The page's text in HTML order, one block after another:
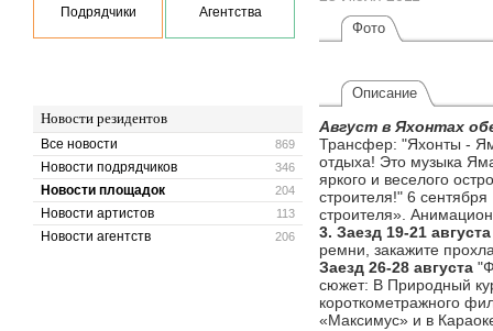
Подрядчики Агентства
Новости резидентов
869
Все новости
346
Новости подрядчиков
204
Новости площадок
113
Новости артистов
206
Новости агентств
Фото
Описание
Август в Яхонтах
Трансфер: "Яхонты -
отдыха! Это музыка
яркого и веселого
строителя!" 6
строителя».
3. Заезд 19-21
ремни, закажите
Заезд 26-28 августа
сюжет: В Природный
короткометражного
«Максимус» и в